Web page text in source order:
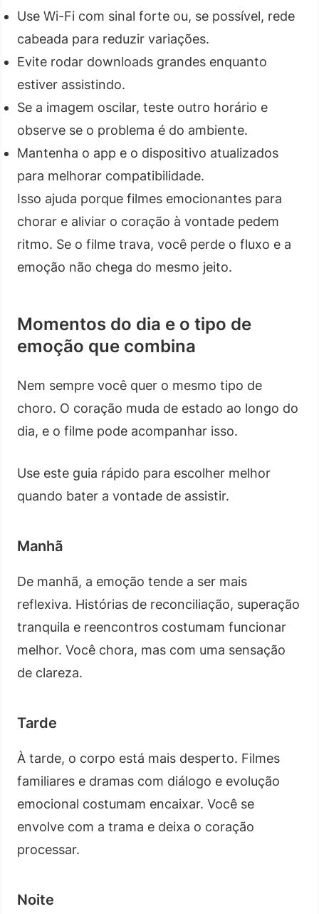
Use Wi-Fi com sinal forte ou, se possível, rede
cabeada para reduzir variações.
Evite rodar downloads grandes enquanto
estiver assistindo.
Se a imagem oscilar, teste outro horário e
observe se o problema é do ambiente.
Mantenha o app e o dispositivo atualizados
para melhorar compatibilidade.
Isso ajuda porque filmes emocionantes para
chorar e aliviar o coração à vontade pedem
ritmo. Se o filme trava, você perde o fluxo e a
emoção não chega do mesmo jeito.
Momentos do dia e o tipo de
emoção que combina
Nem sempre você quer o mesmo tipo de
choro. O coração muda de estado ao longo do
dia, e o filme pode acompanhar isso.
Use este guia rápido para escolher melhor
quando bater a vontade de assistir.
Manhã
De manhã, a emoção tende a ser mais
reflexiva. Histórias de reconciliação, superação
tranquila e reencontros costumam funcionar
melhor. Você chora, mas com uma sensação
de clareza.
Tarde
À tarde, o corpo está mais desperto. Filmes
familiares e dramas com diálogo e evolução
emocional costumam encaixar. Você se
envolve com a trama e deixa o coração
processar.
Noite